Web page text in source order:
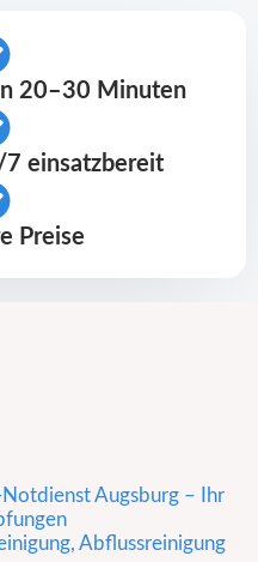
20–30 Minuten
einsatzbereit
Preise
Augsburg – Ihr
Abflussreinigung